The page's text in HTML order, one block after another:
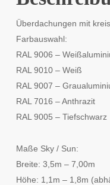
Überdachungen mit
Farbauswahl:
RAL 9006 –
RAL 9010 – Weiß
RAL 9007 –
RAL 7016 – Anthrazit
RAL 9005 – Tiefschwarz
Maße Sky / Sun:
Breite: 3,5m – 7,00m
Höhe: 1,1m – 1,8m